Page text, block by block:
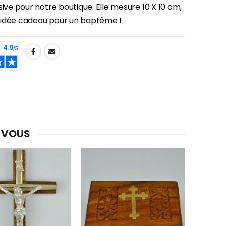
-20%
Eau de Lourdes 1 Litre
€9.60
pour notre boutique. Elle mesure 10 X 10 cm,
cadeau pour un baptême !